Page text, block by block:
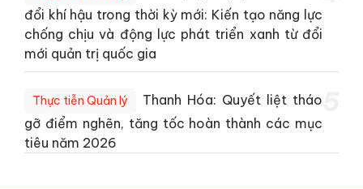
đổi khí hậu trong thời kỳ mới: Kiến tạo năng lực
chống chịu và động lực phát triển xanh từ đổi
mới quản trị quốc gia
Thực tiễn Quản lý
Thanh Hóa: Quyết liệt tháo
gỡ điểm nghẽn, tăng tốc hoàn thành các mục
tiêu năm 2026